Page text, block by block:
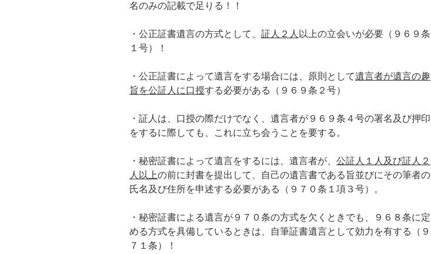
名のみの記載で足りる！！
・公正証書遺言の方式として、 証人２人 以上の立会いが必要（９６９条
１号）！
・公正証書によって遺言をする場合には、原則として遺言者が遺言の趣
旨を公証人に口授する必要がある（９６９条２号）
・証人は、口授の際だけでなく、遺言者が９６９条４号の署名及び押印
をするに際しても、これに立ち会うことを要する。
・秘密証書によって遺言をするには、遺言者が、 公証人１人及び証人２
人以上の前に封書を提出して、自己の遺言書である旨並びにその筆者の
氏名及び住所を申述する必要がある（９７０条１項３号）。
・秘密証書による遺言が９７０条の方式を欠くときでも、９６８条に定
める方式を具備しているときは、自筆証書遺言として効力を有する（９
７１条）！